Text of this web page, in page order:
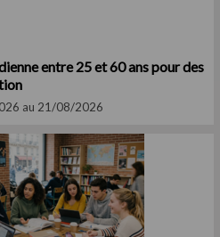
entre 25 et 60 ans pour des
au 21/08/2026